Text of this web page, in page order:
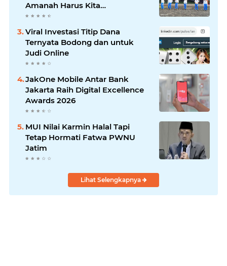
Amanah Harus Kita
Laksanakan!
Viral Investasi Titip Dana
Ternyata Bodong dan untuk
Judi Online
JakOne Mobile Antar Bank
Jakarta Raih Digital Excellence
Awards 2026
MUI Nilai Karmin Halal Tapi
Tetap Hormati Fatwa PWNU
Jatim
Lihat Selengkapnya